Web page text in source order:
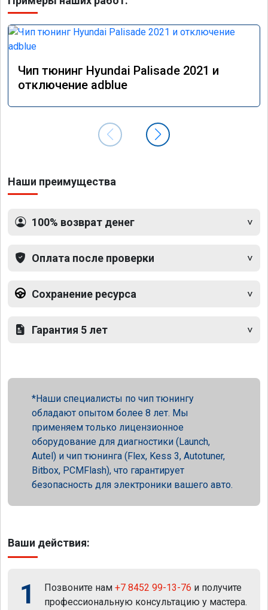
Чип тюнинг Hyundai Palisade 2021 и
отключение adblue
Наши преимущества
100% возврат денег
Оплата после проверки
Сохранение ресурса
Гарантия 5 лет
Наши специалисты по чип тюнингу
обладают опытом более 8 лет. Мы
применяем только лицензионное
оборудование для диагностики (Launch,
Autel) и чип тюнинга (Flex, Kess 3, Autotuner,
Bitbox, PCMFlash), что гарантирует
безопасность для электроники вашего авто.
Ваши действия:
1 Позвоните нам +7 8452 99-13-76 и получите
профессиональную консультацию у мастера.